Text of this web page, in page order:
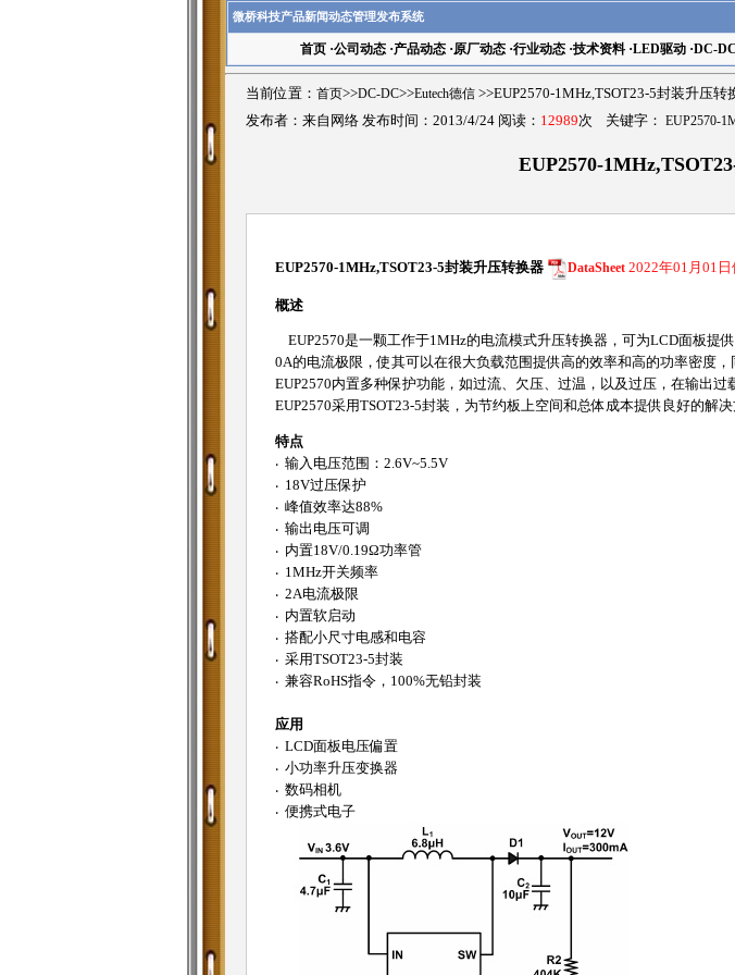
微桥科技产品新闻动态管理发布系统
首页·公司动态·产品动态·原厂动态·行业动态·技术资料·LED驱动·DC-DC
当前位置： 首页>>DC-DC>>Eutech德信 >>EUP2570-1MHz,TSOT23-5封装升压
发布者：来自网络 发布时间：2013/4/24 阅读： 12989次 关键字： EUP2570-
EUP2570-
EUP2570-1MHz,TSOT23-5封装升压转换器 DataSheet 2022年01月01日
概述
EUP2570是一颗工作于1MHz的电流模式升压转换器，可为LCD面板提
0A的电流极限，使其可以在很大负载范围提供高的效率和高的功率密度，
EUP2570内置多种保护功能，如过流、欠压、过温，以及过压，在输出过
EUP2570采用TSOT23-5封装，为节约板上空间和总体成本提供良好的解决
特点
‧ 输入电压范围：2.6V~5.5V
‧ 18V过压保护
‧ 峰值效率达88%
‧ 输出电压可调
‧ 内置18V/0.19Ω功率管
‧ 1MHz开关频率
‧ 2A电流极限
‧ 内置软启动
‧ 搭配小尺寸电感和电容
‧ 采用TSOT23-5封装
‧ 兼容RoHS指令，100%无铅封装
应用
‧ LCD面板电压偏置
‧ 小功率升压变换器
‧ 数码相机
‧ 便携式电子